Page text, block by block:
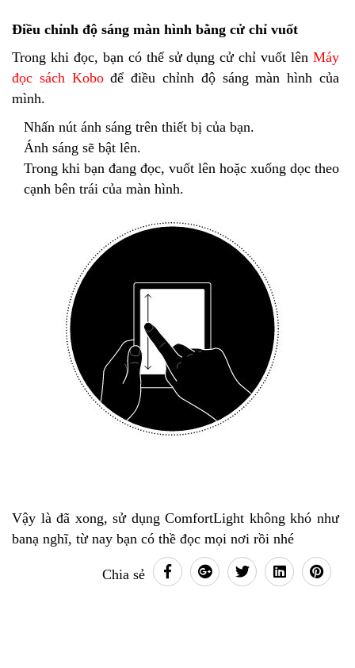
Điều chỉnh độ sáng màn hình bằng cử chỉ vuốt
Trong khi đọc, bạn có thể sử dụng cử chỉ vuốt lên Máy
đọc sách Kobođể điều chỉnh độ sáng màn hình của
mình.
Nhấn nút ánh sáng trên thiết bị của bạn.
Ánh sáng sẽ bật lên.
Trong khi bạn đang đọc, vuốt lên hoặc xuống dọc theo
cạnh bên trái của màn hình.
Vậy là đã xong, sử dụng ComfortLight không khó như
banạ nghĩ, từ nay bạn có thề đọc mọi nơi rồi nhé
Chia sẻ